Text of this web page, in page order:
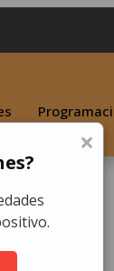
×